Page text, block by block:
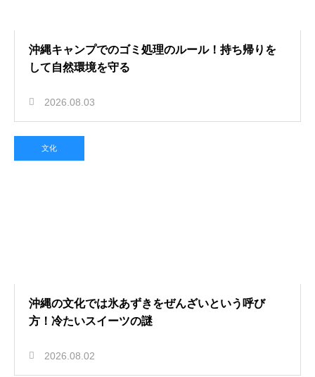
沖縄キャンプでのゴミ処理のルール！持ち帰りを
して自然環境を守る
2026.08.03
文化
沖縄の文化では氷あずきをぜんざいという呼び
方！冷たいスイーツの謎
2026.08.02